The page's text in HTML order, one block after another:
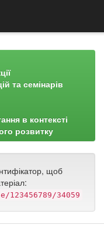
та семінарів
в контексті
розвитку
щоб
34059